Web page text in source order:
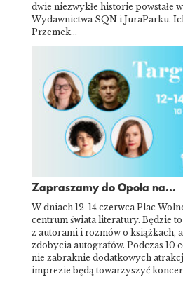
dwie niezwykłe historie powstałe
Wydawnictwa SQN i JuraParku.
Przemek…
Zapraszamy do Opola na...
W dniach 12-14 czerwca Plac
centrum świata literatury. Będzie
z autorami i rozmów o książkach,
zdobycia autografów. Podczas 10
nie zabraknie dodatkowych
imprezie będą towarzyszyć